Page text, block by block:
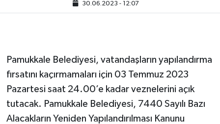
30.06.2023 - 12:07
Pamukkale Belediyesi, vatandaşların yapılandırma
fırsatını kaçırmamaları için 03 Temmuz 2023
Pazartesi saat 24.00’e kadar veznelerini açık
tutacak. Pamukkale Belediyesi, 7440 Sayılı Bazı
Alacakların Yeniden Yapılandırılması Kanunu